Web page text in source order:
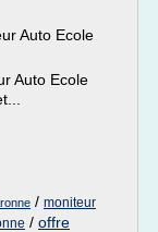
Auto Ecole
Auto Ecole
/ moniteur
/ offre